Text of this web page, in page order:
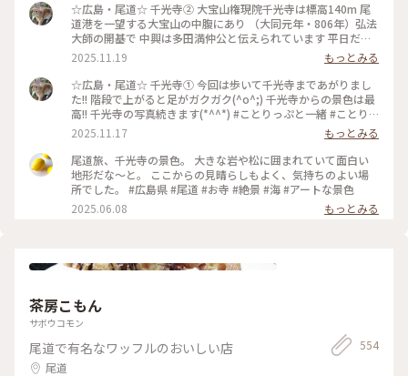
☆広島・尾道☆ 千光寺➁ 大宝山権現院千光寺は標高140m 尾
道港を一望する大宝山の中腹にあり （大同元年・806年）弘法
大師の開基で 中興は多田満仲公と伝えられています 平日だけ
ど千光寺はやはり 人気で観光客多かったです😊 天気が良かっ
たから写真撮影はദ്ദി ˉ͈̀꒳ˉ͈́ )✧グッ!! 尾道の旅続きます… #ことり
っぷと一緒 #ことりっぷ #出戻り #写真 #一眼レフカメラ
#canon #canoneoskissx9 #広島 #お出かけ #ドライブ #尾道 #
日帰りの旅
2025.11.19
もっとみる
☆広島・尾道☆ 千光寺➀ 今回は歩いて千光寺まであがりまし
た!! 階段で上がると足がガクガク(^o^;) 千光寺からの景色は最
高!! 千光寺の写真続きます(*^^*) #ことりっぷと一緒 #ことり
っぷ #出戻り #写真 #広島 #ドライブ #尾道 #お出かけ
#canoneoskissx9 #canon #一眼レフカメラ #日帰りの旅 #千
光寺
2025.11.17
もっとみる
尾道旅、千光寺の景色。 大きな岩や松に囲まれていて面白い
地形だな〜と。 ここからの見晴らしもよく、気持ちのよい場
所でした。 #広島県 #尾道 #お寺 #絶景 #海 #アートな景色
2025.06.08
もっとみる
茶房こもん
サボウコモン
尾道で有名なワッフルのおいしい店
尾道
554